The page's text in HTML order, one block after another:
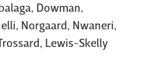
Dowman,
Norgaard, Nwaneri,
Lewis-Skelly